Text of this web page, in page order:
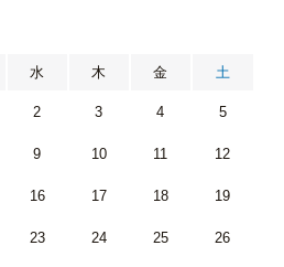
水 木 金 土
2 3 4 5
9 10 11 12
16 17 18 19
23 24 25 26